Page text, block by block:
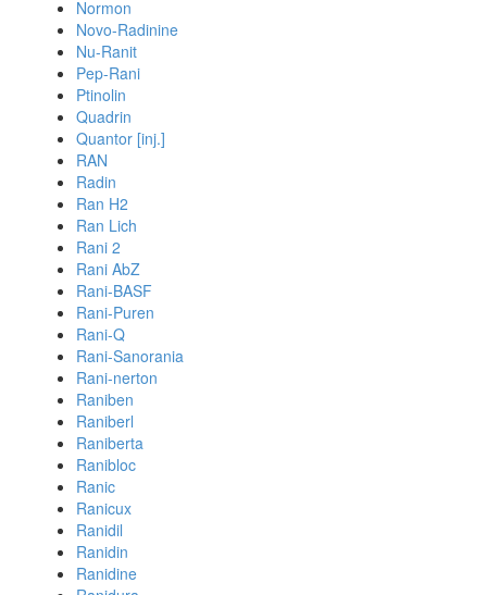
Normon
Novo-Radinine
Nu-Ranit
Pep-Rani
Ptinolin
Quadrin
Quantor [inj.]
RAN
Radin
Ran H2
Ran Lich
Rani 2
Rani AbZ
Rani-BASF
Rani-Puren
Rani-Q
Rani-Sanorania
Rani-nerton
Raniben
Raniberl
Raniberta
Ranibloc
Ranic
Ranicux
Ranidil
Ranidin
Ranidine